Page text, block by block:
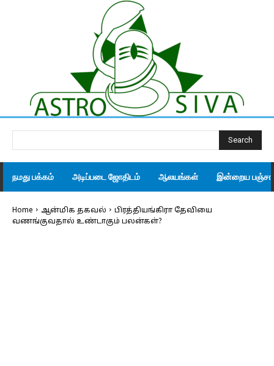
Search
நமது பக்கம் அடிப்படை ஜோதிடம் ஆலயங்கள் இன்றைய
Home ஆன்மிக தகவல்
பிரத்தியங்கிரா தேவியை
வணங்குவதால் உண்டாகும் பலன்கள்?